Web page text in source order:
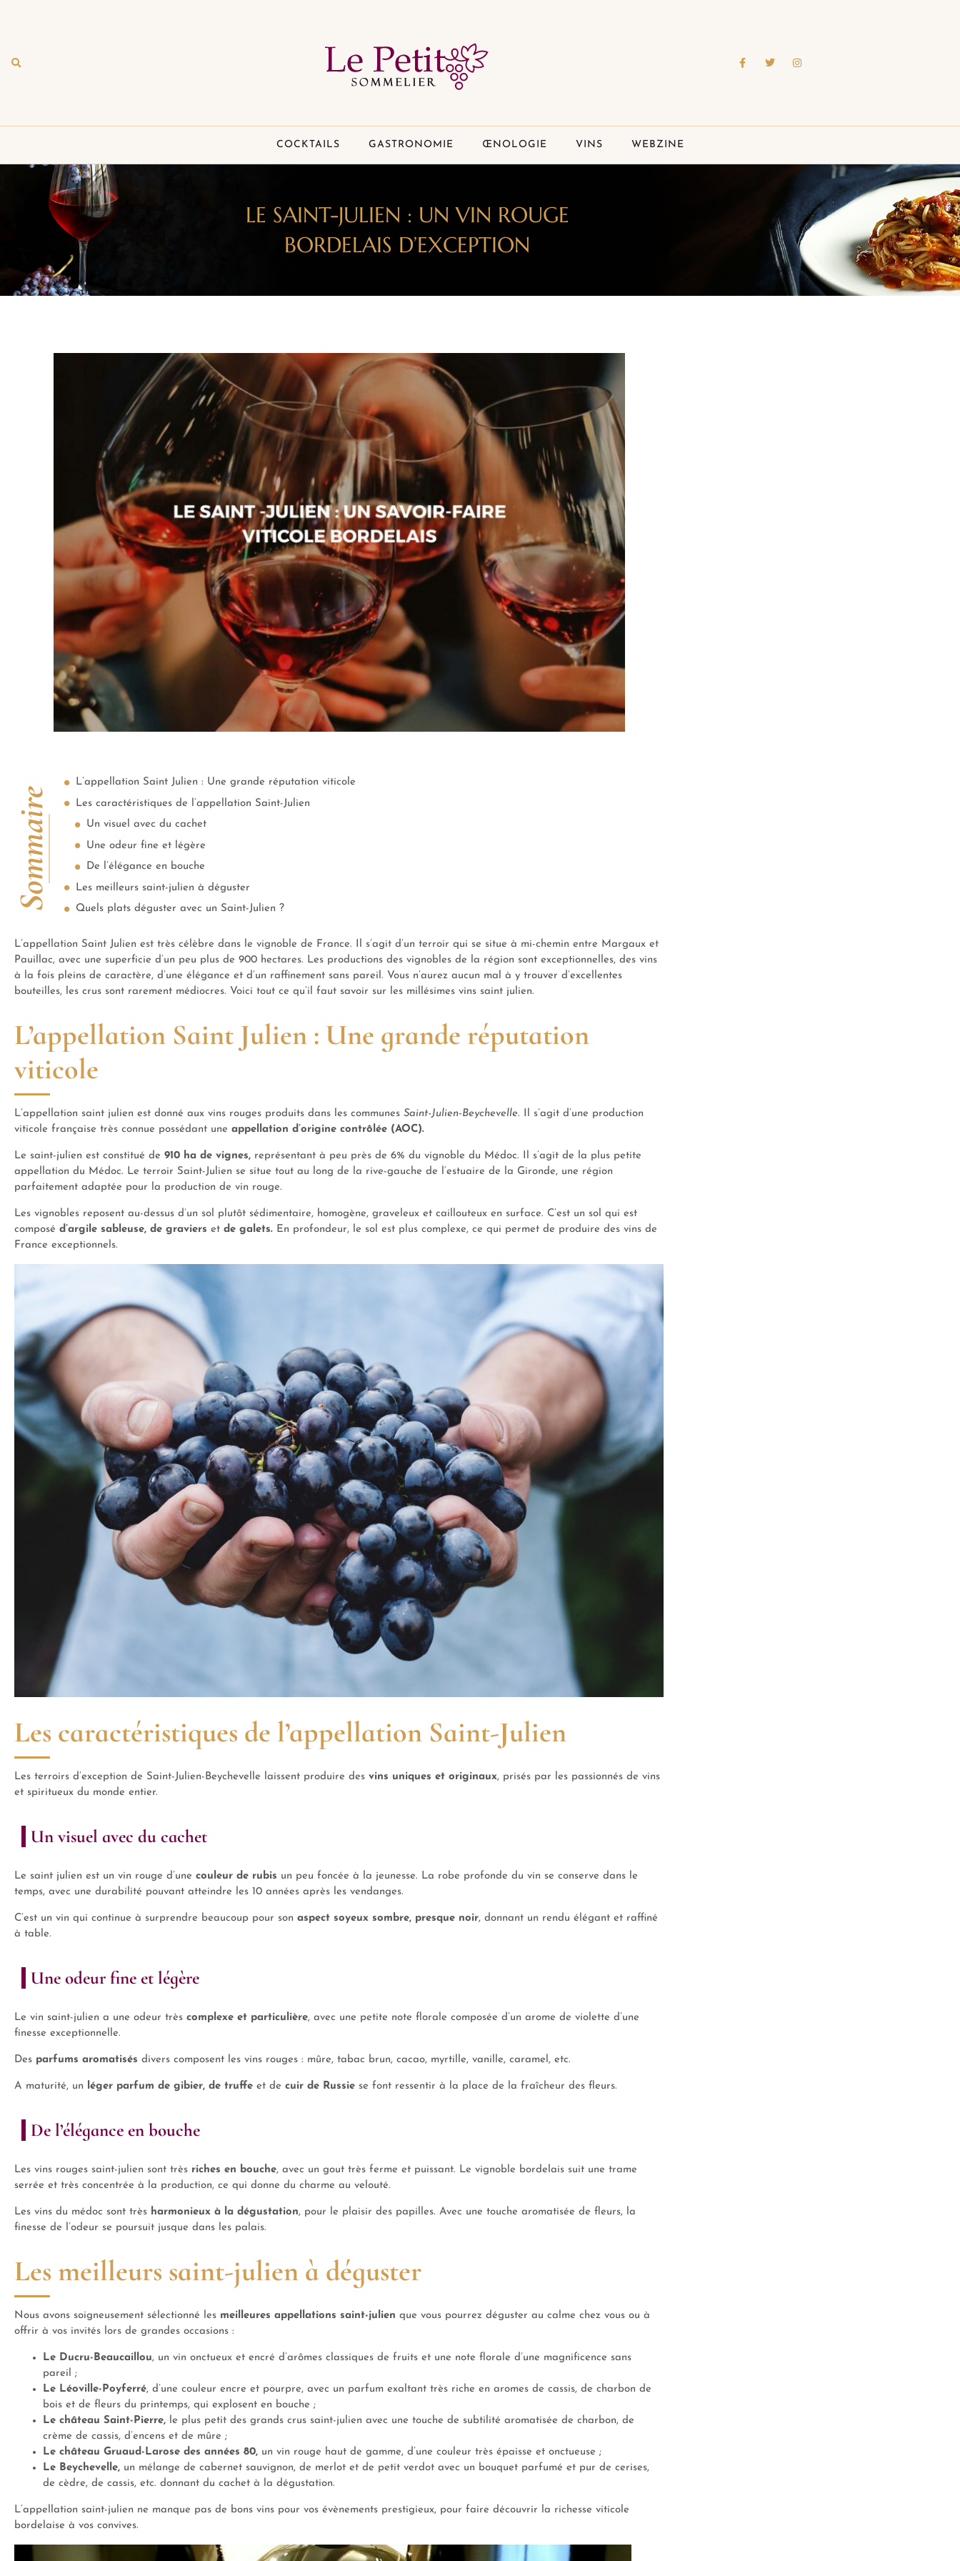
COCKTAILS GASTRONOMIE ŒNOLOGIE VINS WEBZINE
LE SAINT-JULIEN : UN VIN ROUGE
BORDELAIS D’EXCEPTION
Sommaire
L’appellation Saint Julien : Une grande réputation viticole
Les caractéristiques de l’appellation Saint-Julien
Un visuel avec du cachet
Une odeur fine et légère
De l’élégance en bouche
Les meilleurs saint-julien à déguster
Quels plats déguster avec un Saint-Julien ?
L’appellation Saint Julien est très célèbre dans le vignoble de France. Il s’agit d’un terroir qui se situe à mi-chemin entre Margaux et
Pauillac, avec une superficie d’un peu plus de 900 hectares. Les productions des vignobles de la région sont exceptionnelles, des vins
à la fois pleins de caractère, d’une élégance et d’un raffinement sans pareil. Vous n’aurez aucun mal à y trouver d’excellentes
bouteilles, les crus sont rarement médiocres. Voici tout ce qu’il faut savoir sur les millésimes vins saint julien.
L’appellation Saint Julien : Une grande réputation
viticole
L’appellation saint julien est donné aux vins rouges produits dans les communes Saint-Julien-Beychevelle. Il s’agit d’une production
viticole française très connue possédant une appellation d’origine contrôlée (AOC).
Le saint-julien est constitué de 910 ha de vignes, représentant à peu près de 6% du vignoble du Médoc. Il s’agit de la plus petite
appellation du Médoc. Le terroir Saint-Julien se situe tout au long de la rive-gauche de l’estuaire de la Gironde, une région
parfaitement adaptée pour la production de vin rouge.
Les vignobles reposent au-dessus d’un sol plutôt sédimentaire, homogène, graveleux et caillouteux en surface. C’est un sol qui est
composé d’argile sableuse, de graviers et de galets. En profondeur, le sol est plus complexe, ce qui permet de produire des vins de
France exceptionnels.
Les caractéristiques de l’appellation Saint-Julien
Les terroirs d’exception de Saint-Julien-Beychevelle laissent produire des vins uniques et originaux, prisés par les passionnés de vins
et spiritueux du monde entier.
Un visuel avec du cachet
Le saint julien est un vin rouge d’une couleur de rubis un peu foncée à la jeunesse. La robe profonde du vin se conserve dans le
temps, avec une durabilité pouvant atteindre les 10 années après les vendanges.
C’est un vin qui continue à surprendre beaucoup pour son aspect soyeux sombre, presque noir, donnant un rendu élégant et raffiné
à table.
Une odeur fine et légère
Le vin saint-julien a une odeur très complexe et particulière, avec une petite note florale composée d’un arome de violette d’une
finesse exceptionnelle.
Des parfums aromatisés divers composent les vins rouges : mûre, tabac brun, cacao, myrtille, vanille, caramel, etc.
A maturité, un léger parfum de gibier, de truffe et de cuir de Russie se font ressentir à la place de la fraîcheur des fleurs.
De l’élégance en bouche
Les vins rouges saint-julien sont très riches en bouche, avec un gout très ferme et puissant. Le vignoble bordelais suit une trame
serrée et très concentrée à la production, ce qui donne du charme au velouté.
Les vins du médoc sont très harmonieux à la dégustation, pour le plaisir des papilles. Avec une touche aromatisée de fleurs, la
finesse de l’odeur se poursuit jusque dans les palais.
Les meilleurs saint-julien à déguster
Nous avons soigneusement sélectionné les meilleures appellations saint-julien que vous pourrez déguster au calme chez vous ou à
offrir à vos invités lors de grandes occasions :
Le Ducru-Beaucaillou, un vin onctueux et encré d’arômes classiques de fruits et une note florale d’une magnificence sans
pareil ;
Le Léoville-Poyferré, d’une couleur encre et pourpre, avec un parfum exaltant très riche en aromes de cassis, de charbon de
bois et de fleurs du printemps, qui explosent en bouche ;
Le château Saint-Pierre, le plus petit des grands crus saint-julien avec une touche de subtilité aromatisée de charbon, de
crème de cassis, d’encens et de mûre ;
Le château Gruaud-Larose des années 80, un vin rouge haut de gamme, d’une couleur très épaisse et onctueuse ;
Le Beychevelle, un mélange de cabernet sauvignon, de merlot et de petit verdot avec un bouquet parfumé et pur de cerises,
de cèdre, de cassis, etc. donnant du cachet à la dégustation.
L’appellation saint-julien ne manque pas de bons vins pour vos évènements prestigieux, pour faire découvrir la richesse viticole
bordelaise à vos convives.